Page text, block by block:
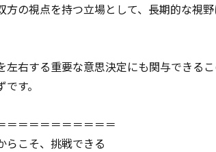
方の視点を持つ立場として、長期的な視
左右する重要な意思決定にも関与できる
す。
＝＝＝＝＝＝＝＝＝＝
らこそ、挑戦できる